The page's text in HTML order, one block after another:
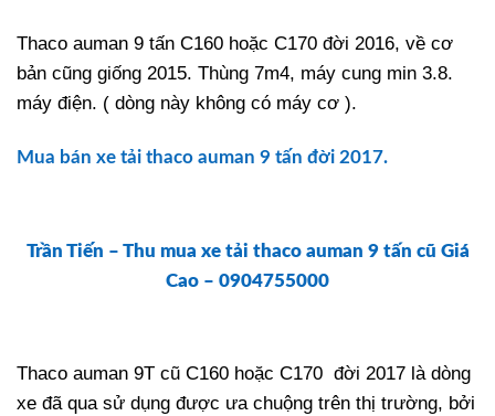
Thaco auman 9 tấn C160 hoặc C170 đời 2016, về cơ
bản cũng giống 2015. Thùng 7m4, máy cung min 3.8.
máy điện. ( dòng này không có máy cơ ).
Mua bán xe tải thaco auman 9 tấn đời 2017.
Trần Tiến – Thu mua xe tải thaco auman 9 tấn cũ Giá
Cao – 0904755000
Thaco auman 9T cũ C160 hoặc C170 đời 2017 là dòng
xe đã qua sử dụng được ưa chuộng trên thị trường, bởi